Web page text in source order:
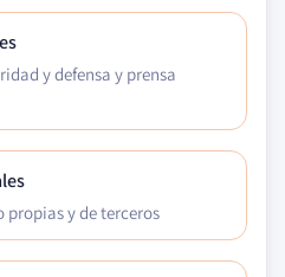
y defensa y prensa
propias y de terceros